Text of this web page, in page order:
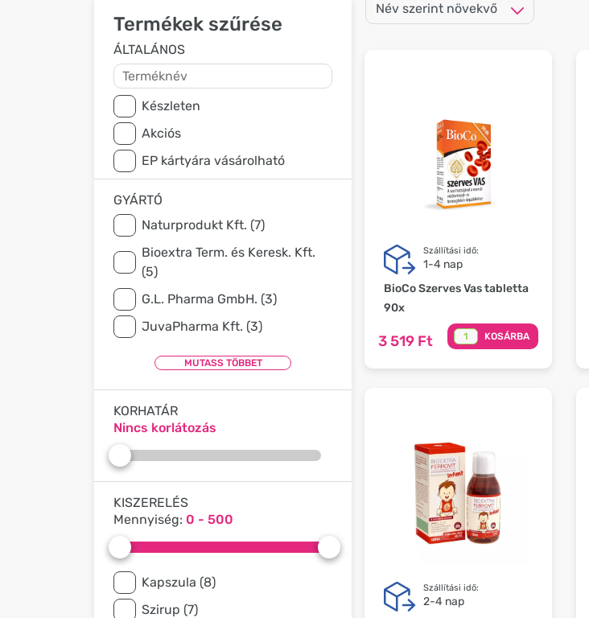
Termékek szűrése
ÁLTALÁNOS
Készleten
Akciós
EP kártyára vásárolható
GYÁRTÓ
Naturprodukt Kft. (7)
Bioextra Term. és Keresk. Kft.
(5)
G.L. Pharma GmbH. (3)
JuvaPharma Kft. (3)
KORHATÁR
Nincs korlátozás
KISZERELÉS
Mennyiség: 0 - 500
Kapszula (8)
Szirup (7)
Szállítási idő:
1-4 nap
BioCo Szerves Vas tabletta
90x
3 519 Ft KOSÁRBA
Szállítási idő:
2-4 nap